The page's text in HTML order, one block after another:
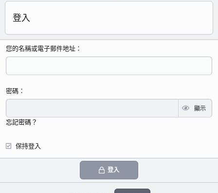
登入
您的名稱或電子郵件地址
密碼
顯示
忘記密碼？
保持登入
登入